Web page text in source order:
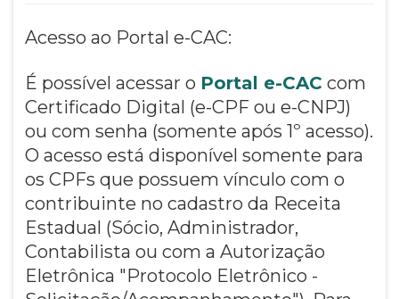
Acesso ao Portal e-CAC:
É possível acessar o Portal e-CAC com
Certificado Digital (e-CPF ou e-CNPJ)
ou com senha (somente após 1º acesso).
O acesso está disponível somente para
os CPFs que possuem vínculo com o
contribuinte no cadastro da Receita
Estadual (Sócio, Administrador,
Contabilista ou com a Autorização
Eletrônica "Protocolo Eletrônico -